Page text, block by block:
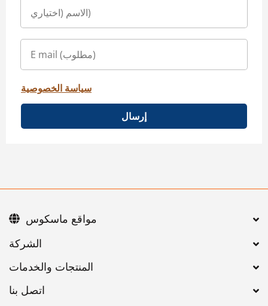
سياسة الخصوصية
إرسال
اتصل بنا
مواقع ماسكوس